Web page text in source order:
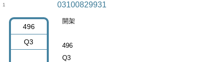
1
496
Q3
03100829931
開架
496
Q3